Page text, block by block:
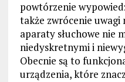
powtórzenie
także zwrócenie uwagi
aparaty słuchowe nie
niedyskretnymi i
Obecnie są to
urządzenia, które